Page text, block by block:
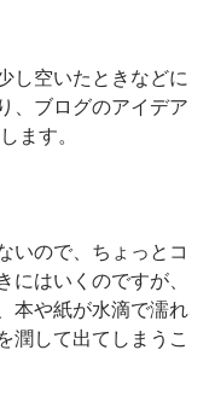
し空いたときなどに
、ブログのアイデア
ます。
いので、ちょっとコ
はいくのですが、
本や紙が水滴で濡れ
潤して出てしまうこ